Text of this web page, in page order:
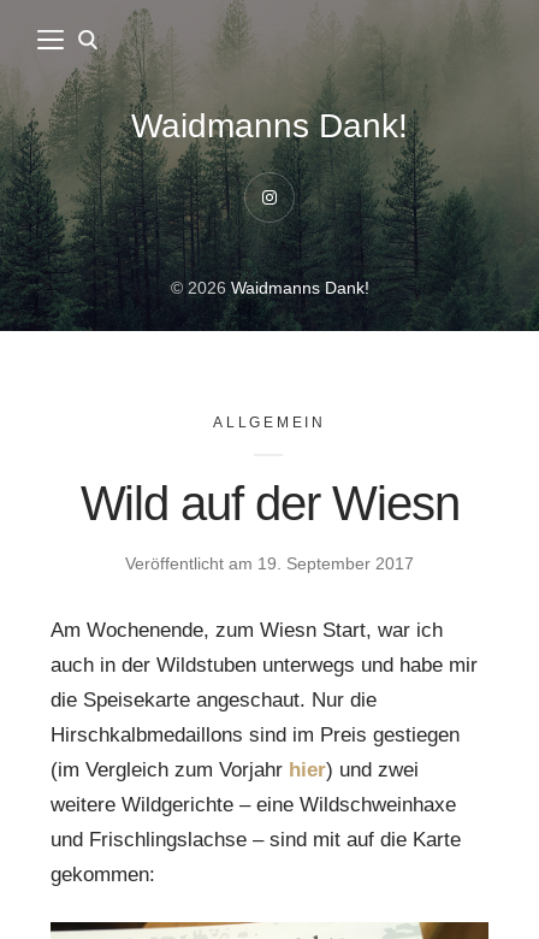
Waidmanns Dank!
Instagram
© 2026Waidmanns Dank!
ALLGEMEIN
Wild auf der Wiesn
Veröffentlicht am 19. September 2017
Am Wochenende, zum Wiesn Start, war ich
auch in der Wildstuben unterwegs und habe mir
die Speisekarte angeschaut. Nur die
Hirschkalbmedaillons sind im Preis gestiegen
(im Vergleich zum Vorjahr hier) und zwei
weitere Wildgerichte – eine Wildschweinhaxe
und Frischlingslachse – sind mit auf die Karte
gekommen: